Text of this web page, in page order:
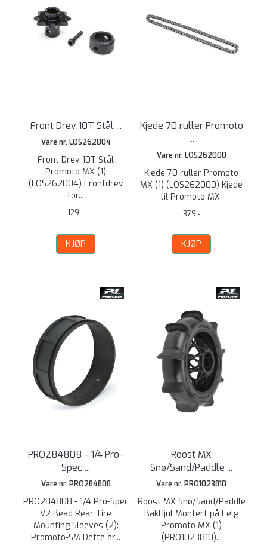
Front Drev 10T Stål ...
Vare nr. LOS262004
Front Drev 10T Stål
Promoto MX (1)
(LOS262004) Frontdrev
for...
129,-
KJØP
Kjede 70 ruller Promoto
...
Vare nr. LOS262000
Kjede 70 ruller Promoto
MX (1) (LOS262000) Kjede
til Promoto MX
379,-
KJØP
PRO284808 - 1/4 Pro-
Spec ...
Vare nr. PRO284808
PRO284808 - 1/4 Pro-Spec
V2 Bead Rear Tire
Mounting Sleeves (2):
Promoto-SM Dette er...
Roost MX
Snø/Sand/Paddle ...
Vare nr. PRO1023810
Roost MX Snø/Sand/Paddle
BakHjul Montert på Felg
Promoto MX (1)
(PRO1023810)...